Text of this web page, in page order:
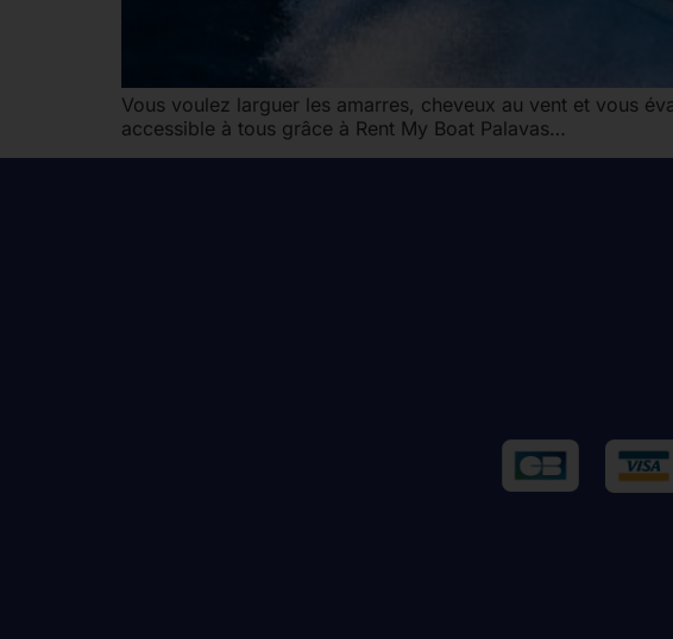
Vous voulez larguer les amarres, cheveux au vent et vous
accessible à tous grâce à Rent My Boat Palavas…